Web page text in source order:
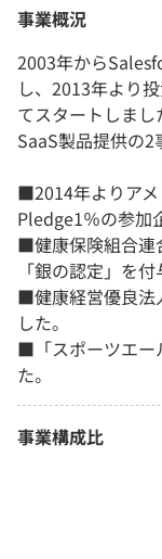
事業概況
2003年から
し、2013年より
てスタートしま
SaaS製品提供の2
■2014年よりアメ
Pledge1％の参加
■健康保険組合連
「銀の認定」を付
■健康経営優良法
した。
■「スポーツエー
た。
事業構成比